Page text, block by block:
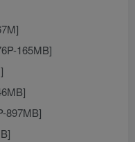
165MB]
897MB]